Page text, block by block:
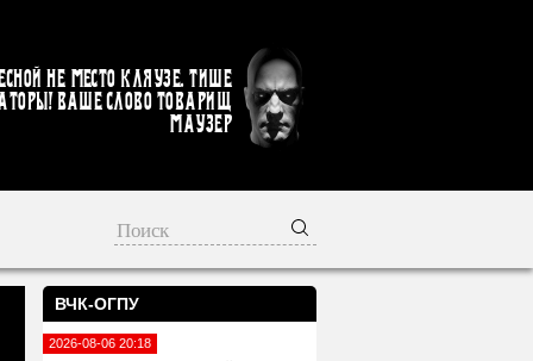
не место кляузе. Тише
Ваше слово товарищ
Маузер
ВЧК-ОГПУ
2026-08-06 20:18